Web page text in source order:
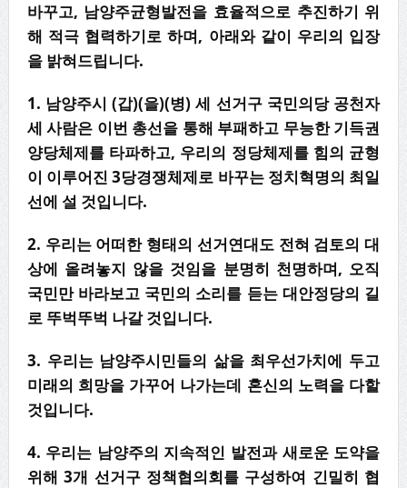
바꾸고, 남양주균형발전을 효율적으로 추진하기 위
해 적극 협력하기로 하며, 아래와 같이 우리의 입장
을 밝혀드립니다.
1. 남양주시 (갑)(을)(병) 세 선거구 국민의당 공천자
세 사람은 이번 총선을 통해 부패하고 무능한 기득권
양당체제를 타파하고, 우리의 정당체제를 힘의 균형
이 이루어진 3당경쟁체제로 바꾸는 정치혁명의 최일
선에 설 것입니다.
2. 우리는 어떠한 형태의 선거연대도 전혀 검토의 대
상에 올려놓지 않을 것임을 분명히 천명하며, 오직
국민만 바라보고 국민의 소리를 듣는 대안정당의 길
로 뚜벅뚜벅 나갈 것입니다.
3. 우리는 남양주시민들의 삶을 최우선가치에 두고
미래의 희망을 가꾸어 나가는데 혼신의 노력을 다할
것입니다.
4. 우리는 남양주의 지속적인 발전과 새로운 도약을
위해 3개 선거구 정책협의회를 구성하여 긴밀히 협